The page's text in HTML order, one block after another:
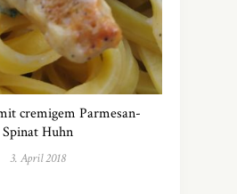
cremigem Parmesan-
Spinat Huhn
3. April 2018